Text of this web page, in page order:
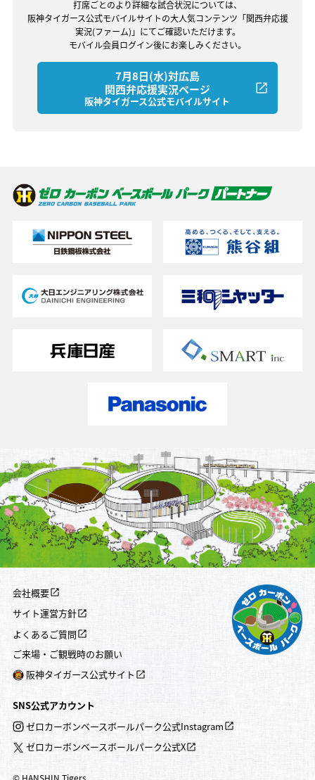
打席ごとのより詳細な試合状況については、
阪神タイガース公式モバイルサイトの大人気コンテンツ「関西弁応援
実況(ファーム)」にてご確認いただけます。
モバイル会員ログイン後にお楽しみください。
7月8日(水)対広島
関西弁応援実況ページ
阪神タイガース公式モバイルサイト
会社概要
サイト運営方針
よくあるご質問
ご来場・ご観戦時のお願い
阪神タイガース公式サイト
SNS公式アカウント
ゼロカーボンベースボールパーク公式Instagram
ゼロカーボンベースボールパーク公式X